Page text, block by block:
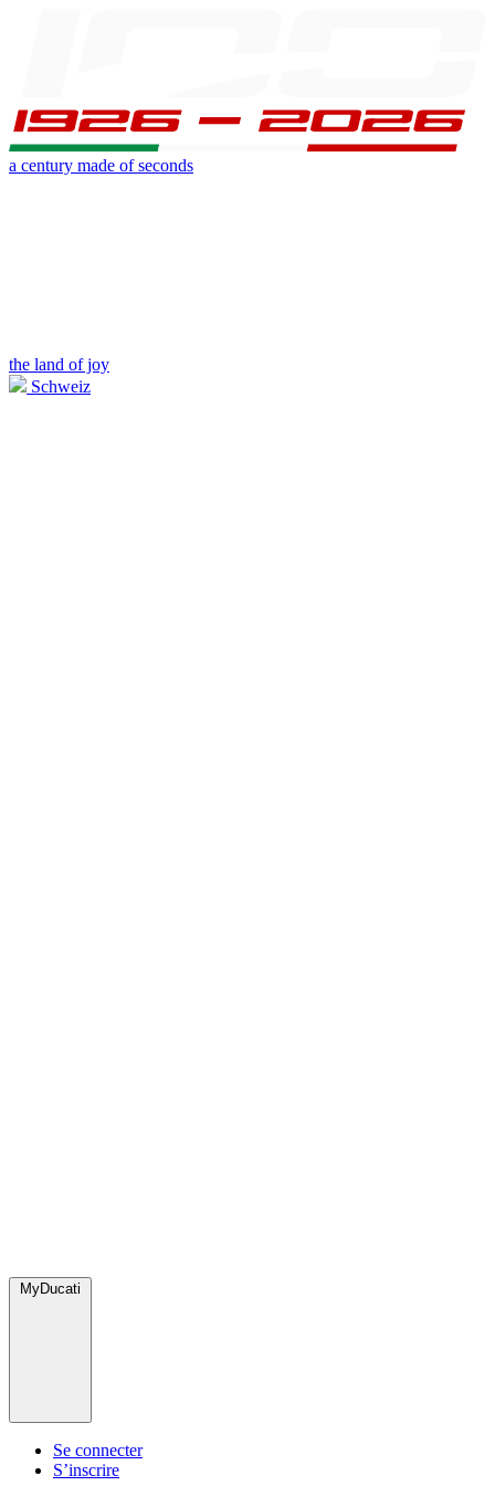
a century made of seconds
the land of joy
Schweiz
MyDucati
Se connecter
S’inscrire